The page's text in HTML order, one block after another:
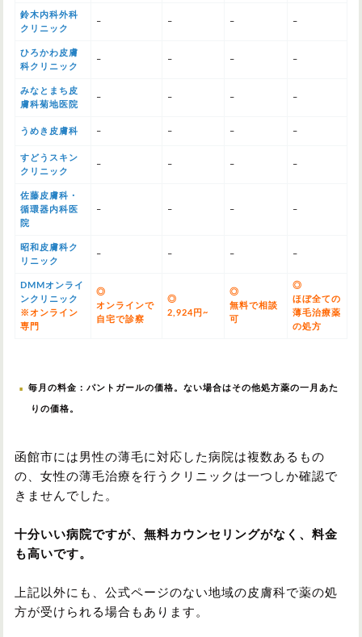
鈴木内科外科
クリニック
– – – –
ひろかわ皮膚
科クリニック
– – – –
みなとまち皮
膚科菊地医院
– – – –
うめき皮膚科 – – – –
すどうスキン
クリニック
– – – –
佐藤皮膚科・
循環器内科医
院
– – – –
昭和皮膚科ク
リニック
– – – –
DMMオンライ
ンクリニック
※オンライン
専門
◎
オンラインで
自宅で診察
◎
2,924円~
◎
無料で相談
可
◎
ほぼ全ての
薄毛治療薬
の処方
毎月の料金：パントガールの価格。ない場合はその他処方薬の一月あた
りの価格。
函館市には男性の薄毛に対応した病院は複数あるもの
の、女性の薄毛治療を行うクリニックは一つしか確認で
きませんでした。
十分いい病院ですが、無料カウンセリングがなく、料金
も高いです。
上記以外にも、公式ページのない地域の皮膚科で薬の処
方が受けられる場合もあります。